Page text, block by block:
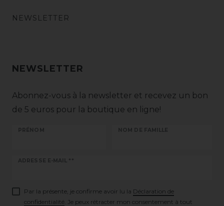
NEWSLETTER
NEWSLETTER
Abonnez-vous à la newsletter et recevez un bon
de 5 euros pour la boutique en ligne!
PRÉNOM NOM DE FAMILLE
ADRESSE E-MAIL **
Ceres::Template.newsletterHoneypotLabel
Par la présente, je confirme avoir lu la Déclaration de
confidentialité . Je peux rétracter mon consentement à tout